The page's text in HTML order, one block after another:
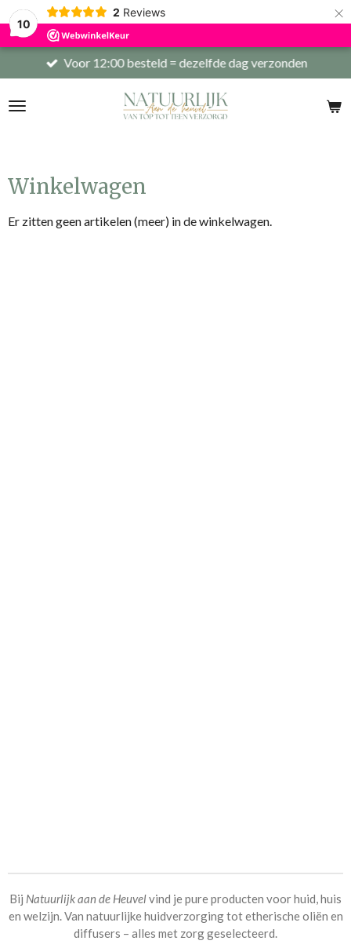
10
2 Reviews ×
Voor 12:00 besteld = dezelfde dag verzonden
Winkelwagen
Er zitten geen artikelen (meer) in de winkelwagen.
Bij Natuurlijk aan de Heuvelvind je pure producten voor huid, huis
en welzijn. Van natuurlijke huidverzorging tot etherische oliën en
diffusers – alles met zorg geselecteerd.